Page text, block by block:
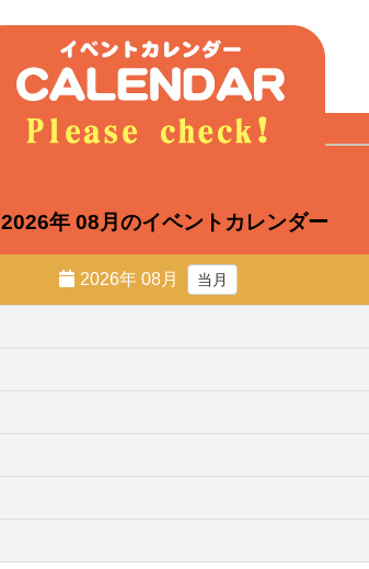
2026年 08月のイベントカレンダー
2026年 08月 当月